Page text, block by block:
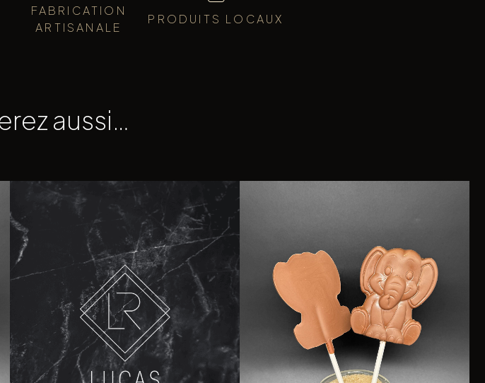
FABRICATION
ARTISANALE
PRODUITS LOCAUX
aussi…